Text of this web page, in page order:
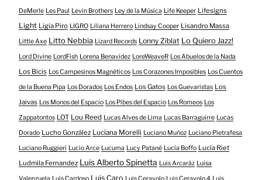
DeMerle Les Paul Levin Brothers Ley de la Música Life Keeper Lifesigns
Light Ligia Piro LIGRO Liliana Herrero Lindsay Cooper Lisandro Massa
Little Axe Litto Nebbia Lizard Records Lonny Ziblat Lo Quiero Jazz!
Lord Divine LordFish Lorena Benavidez LoreWeaveR Los Abuelos de la Nada
Los Bicis Los Campesinos Magnéticos Los Corazones Imposibles Los Cuentos
de la Buena Pipa Los Dorados Los Endos Los Gatos Los Guevaristas Los
Jaivas Los Monos del Espacio Los Pibes del Espacio Los Romeos Los
Zappatontos LOT Lou Reed Lucas Alves de Lima Lucas Barraguirre Lucas
Dorado Lucho González Luciana Morelli Luciano Muñoz Luciano Pietrafesa
Luciano Ruggieri Lucio Arce Lucuma Lucy Patané Lucía Boffo Lucía Riet
Ludmila Fernandez Luis Alberto Spinetta Luis Arcaráz Luisa
Valenzuela Luis Cardoso Luis Caro Luis Ceravolo Luis Ceravolo 4 Luis